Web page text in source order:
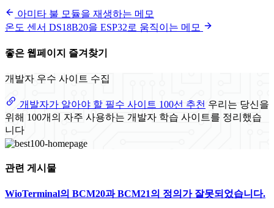
아미타 불 모듈을 재생하는 메모
온도 센서 DS18B20을 ESP32로 움직이는 메모
좋은 웹페이지 즐겨찾기
개발자 우수 사이트 수집
개발자가 알아야 할 필수 사이트 100선 추천 우리는 당신을
위해 100개의 자주 사용하는 개발자 학습 사이트를 정리했습
니다
관련 게시물
WioTerminal의 BCM20과 BCM21의 정의가 잘못되었습니다.